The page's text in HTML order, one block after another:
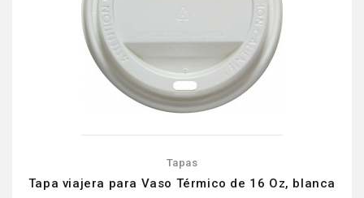
Tapas
Tapa viajera para Vaso Térmico de 16 Oz, blanca